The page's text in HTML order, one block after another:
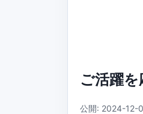
ご活躍
公開: 2024-12-